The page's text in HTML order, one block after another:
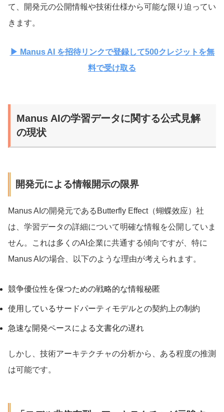
て、開発元の公開情報や技術仕様から可能な限り迫ってい
きます。
▶ Manus AI を招待リンクで登録して500クレジットを無
料で受け取る
Manus AIの学習データに関する公式見解
の現状
開発元による情報開示の限界
Manus AIの開発元であるButterfly Effect（蝴蝶效应）社
は、学習データの詳細について明確な情報を公開していま
せん。これは多くのAI企業に共通する傾向ですが、特に
Manus AIの場合、以下のような理由が考えられます。
競争優位性を保つための戦略的な情報秘匿
使用しているサードパーティモデルとの契約上の制約
急速な開発ペースによる文書化の遅れ
しかし、技術アーキテクチャの分析から、ある程度の推測
は可能です。